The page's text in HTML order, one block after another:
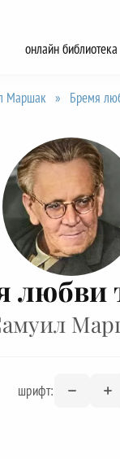
онлайн библиотека
Маршак » Бремя
любви
шрифт: